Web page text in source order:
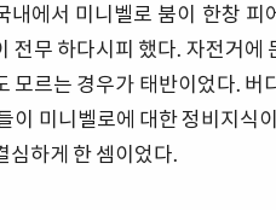
에서 미니벨로 붐이 한창 피
무 하다시피 했다. 자전거에
르는 경우가 태반이었다. 버
미니벨로에 대한 정비지식
심하게 한 셈이었다.